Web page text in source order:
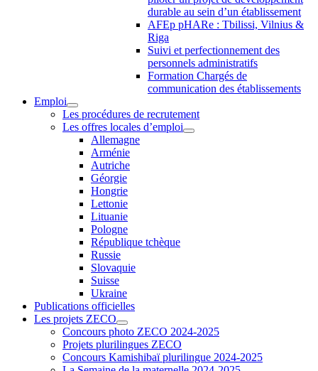
durable au sein d’un établissement
AFEp pHARe : Tbilissi, Vilnius &
Riga
Suivi et perfectionnement des
personnels administratifs
Formation Chargés de
communication des établissements
Emploi
Les procédures de recrutement
Les offres locales d’emploi
Allemagne
Arménie
Autriche
Géorgie
Hongrie
Lettonie
Lituanie
Pologne
République tchèque
Russie
Slovaquie
Suisse
Ukraine
Publications officielles
Les projets ZECO
Concours photo ZECO 2024-2025
Projets plurilingues ZECO
Concours Kamishibaï plurilingue 2024-2025